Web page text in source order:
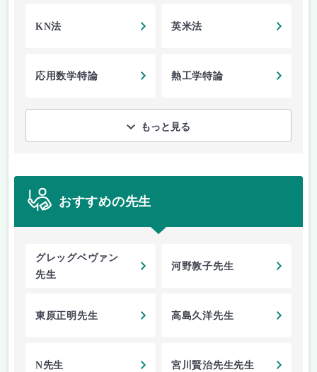
KN法 英米法
応用数学特論 熱工学特論
もっと見る
おすすめの先生
グレッグベヴァン
先生
河野敦子先生
東原正明先生 高島久洋先生
N先生 宮川賢治先生先生